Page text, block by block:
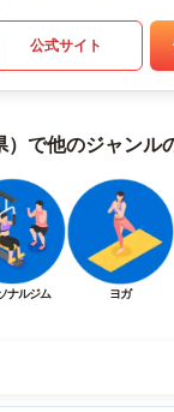
公式サイト
）で他のジャンル
ナルジム ヨガ